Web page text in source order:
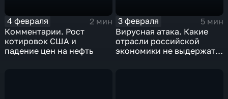
4 февраля
2 мин
Комментарии. Рост
котировок США и
падение цен на нефть
3 февраля
5 мин
Вирусная атака. Какие
отрасли российской
экономики не выдержат